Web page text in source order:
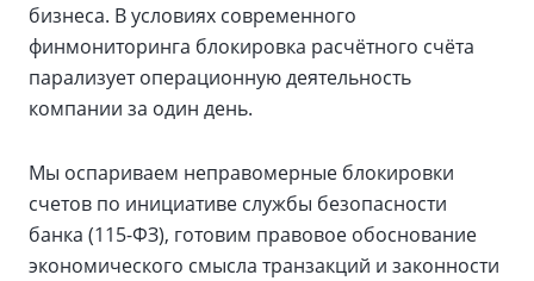
бизнеса. В условиях современного
финмониторинга блокировка расчётного счёта
парализует операционную деятельность
компании за один день.
Мы оспариваем неправомерные блокировки
счетов по инициативе службы безопасности
банка (115-ФЗ), готовим правовое обоснование
экономического смысла транзакций и законности